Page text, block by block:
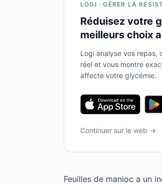
LOGI · GÉRER LA
Réduisez votre
meilleurs choix
Logi analyse vos repas,
réel et vous montre
affecte votre glycémie.
Continuer sur le web →
Feuilles de manioc a un